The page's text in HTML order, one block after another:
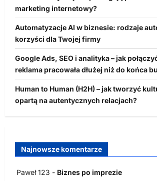
marketing internetowy?
Automatyzacje AI w biznesie: rodzaje
korzyści dla Twojej firmy
Google Ads, SEO i analityka – jak
reklama pracowała dłużej niż do końca
Human to Human (H2H) – jak tworzyć
opartą na autentycznych relacjach?
Najnowsze komentarze
Paweł 123 - Biznes po imprezie